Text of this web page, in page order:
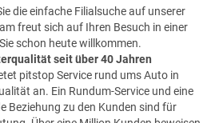
die einfache Filialsuche auf unserer
freut sich auf Ihren Besuch in einer
schon heute willkommen.
seit über 40 Jahren
pitstop Service rund ums Auto in
an. Ein Rundum-Service und eine
Beziehung zu den Kunden sind für